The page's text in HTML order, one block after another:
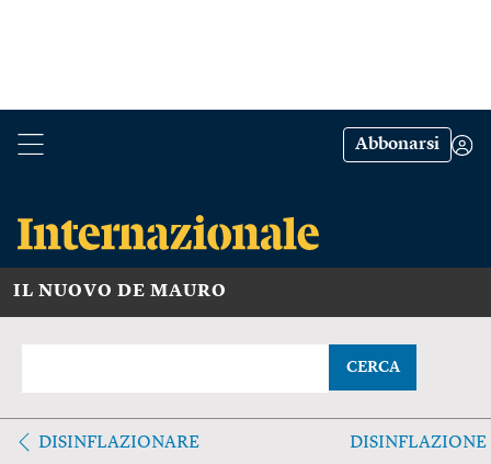
Abbonarsi
IL NUOVO DE MAURO
CERCA
DISINFLAZIONARE DISINFLAZIONE